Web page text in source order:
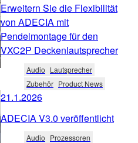
Erweitern Sie die Flexibilität
von ADECIA mit
Pendelmontage für den
VXC2P Deckenlautsprecher
Audio Lautsprecher
Zubehör Product News
21.1.2026
ADECIA V3.0 veröffentlicht
Audio Prozessoren